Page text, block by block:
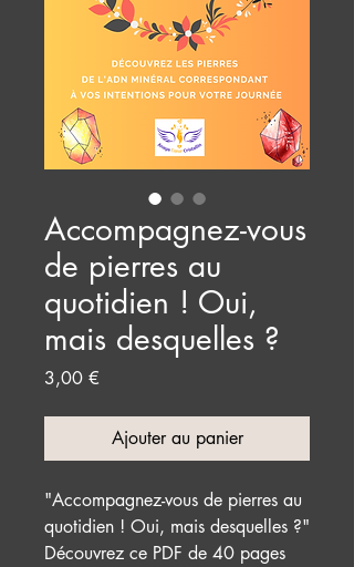
Accompagnez-vous
de pierres au
quotidien ! Oui,
mais desquelles ?
3,00 €
Ajouter au panier
"Accompagnez-vous de pierres au
quotidien ! Oui, mais desquelles ?"
Découvrez ce PDF de 40 pages